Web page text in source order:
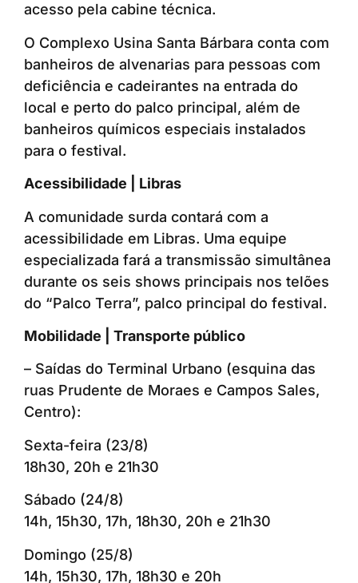
acesso pela cabine técnica.
O Complexo Usina Santa Bárbara conta com
banheiros de alvenarias para pessoas com
deficiência e cadeirantes na entrada do
local e perto do palco principal, além de
banheiros químicos especiais instalados
para o festival.
Acessibilidade | Libras
A comunidade surda contará com a
acessibilidade em Libras. Uma equipe
especializada fará a transmissão simultânea
durante os seis shows principais nos telões
do “Palco Terra”, palco principal do festival.
Mobilidade | Transporte público
– Saídas do Terminal Urbano (esquina das
ruas Prudente de Moraes e Campos Sales,
Centro):
Sexta-feira (23/8)
18h30, 20h e 21h30
Sábado (24/8)
14h, 15h30, 17h, 18h30, 20h e 21h30
Domingo (25/8)
14h, 15h30, 17h, 18h30 e 20h